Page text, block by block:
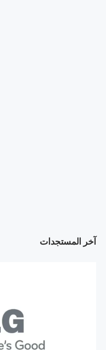
آخر المستجدات